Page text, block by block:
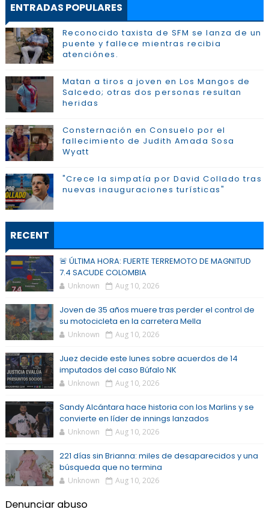
ENTRADAS POPULARES
Reconocido taxista de SFM se lanza de un
puente y fallece mientras recibia
atenciónes.
Matan a tiros a joven en Los Mangos de
Salcedo; otras dos personas resultan
heridas
Consternación en Consuelo por el
fallecimiento de Judith Amada Sosa
Wyatt
"Crece la simpatía por David Collado tras
nuevas inauguraciones turísticas"
RECENT
🚨 ÚLTIMA HORA: FUERTE TERREMOTO DE MAGNITUD
7.4 SACUDE COLOMBIA
Unknown Aug 10, 2026
Joven de 35 años muere tras perder el control de
su motocicleta en la carretera Mella
Unknown Aug 10, 2026
Juez decide este lunes sobre acuerdos de 14
imputados del caso Búfalo NK
Unknown Aug 10, 2026
Sandy Alcántara hace historia con los Marlins y se
convierte en líder de innings lanzados
Unknown Aug 10, 2026
221 días sin Brianna: miles de desaparecidos y una
búsqueda que no termina
Unknown Aug 10, 2026
Denunciar abuso